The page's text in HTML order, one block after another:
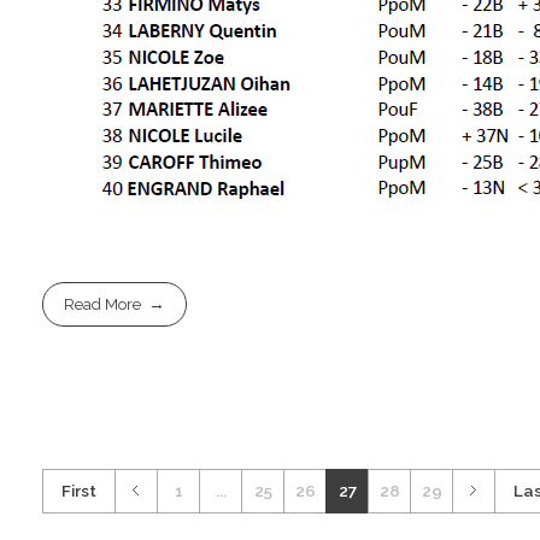
Read More
First 1 25 26 27 28 29